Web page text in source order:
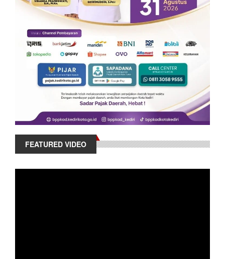
FEATURED VIDEO